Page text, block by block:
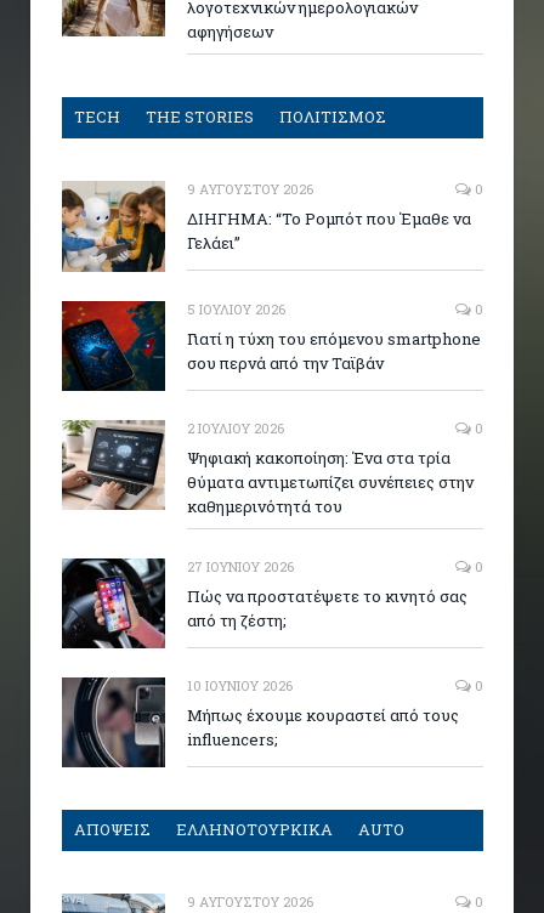
λογοτεχνικών ημερολογιακών
αφηγήσεων
TECH THE STORIES ΠΟΛΙΤΙΣΜΟΣ
9 ΑΥΓΟΎΣΤΟΥ 2026 0
ΔΙΗΓΗΜΑ: “Το Ρομπότ που Έμαθε να
Γελάει”
5 ΙΟΥΛΊΟΥ 2026 0
Γιατί η τύχη του επόμενου smartphone
σου περνά από την Ταϊβάν
2 ΙΟΥΛΊΟΥ 2026 0
Ψηφιακή κακοποίηση: Ένα στα τρία
θύματα αντιμετωπίζει συνέπειες στην
καθημερινότητά του
27 ΙΟΥΝΊΟΥ 2026 0
Πώς να προστατέψετε το κινητό σας
από τη ζέστη;
10 ΙΟΥΝΊΟΥ 2026 0
Μήπως έχουμε κουραστεί από τους
influencers;
ΑΠΟΨΕΙΣ ΕΛΛΗΝΟΤΟΥΡΚΙΚΑ AUTO
9 ΑΥΓΟΎΣΤΟΥ 2026 0